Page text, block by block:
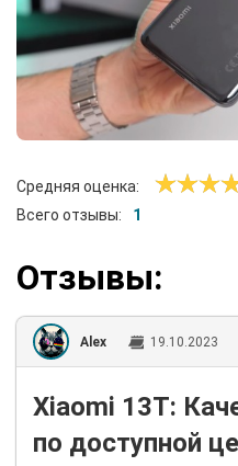
Средняя оценка:
Всего отзывы:
1
Отзывы:
Alex 19.10.2023
Xiaomi 13T:
по доступной